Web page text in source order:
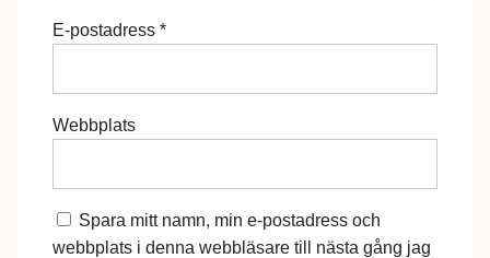
E-postadress *
Webbplats
Spara mitt namn, min e-postadress och
webbplats i denna webbläsare till nästa gång jag